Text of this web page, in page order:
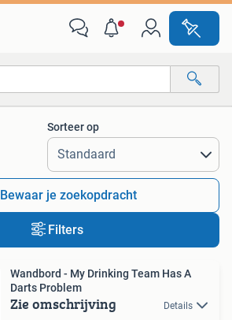
Alle afstanden…
Sorteer op
Bewaar je zoekopdracht
Filters
Wandbord - My Drinking Team Has A
Darts Problem
Zie omschrijving Details